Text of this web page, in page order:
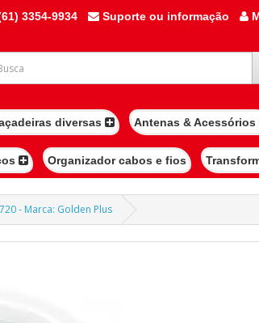
3354-9934 Suporte ou informação
diversas Antenas & Acessórios
Organizador cabos e fios
- Marca: Golden Plus